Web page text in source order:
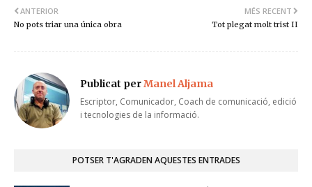
MÉS RECENT
Tot plegat molt trist II
ANTERIOR
No pots triar una única obra
Publicat perManel Aljama
Escriptor, Comunicador, Coach de comunicació, edició
i tecnologies de la informació.
POTSER T'AGRADEN AQUESTES ENTRADES